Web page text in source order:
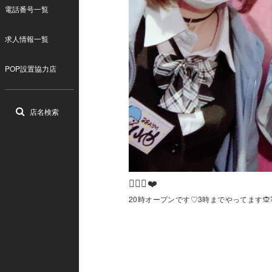
電話番号一覧
求人情報一覧
POP設置協力店
店名検索
❤️‍🔥🥂❤️
20時オープンです♡3時までやってます